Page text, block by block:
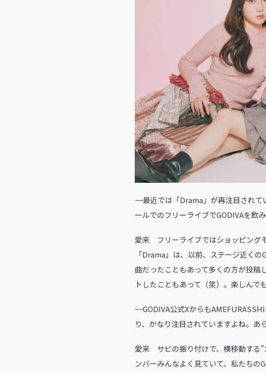
−−最近では「Drama」が再注目され
ールでのフリーライブでGODIVAを飲
愛来 フリーライブではショッピング
「Drama」は、以前、ステージ近く
曲だったこともあって多くの方が投稿
トしたこともあって（笑）。楽しんで
−−GODIVA公式Xからも
り、かなり注目されていますよね。
愛来 サビの振り付けで、横移動する
ンバーみんなよく見ていて、私たちの